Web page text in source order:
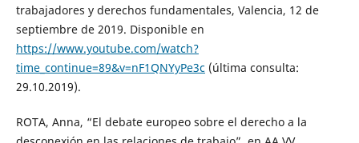
trabajadores y derechos fundamentales, Valencia, 12 de
septiembre de 2019. Disponible en
https://www.youtube.com/watch?
time_continue=89&v=nF1QNYyPe3c (última consulta:
29.10.2019).
ROTA, Anna, “El debate europeo sobre el derecho a la